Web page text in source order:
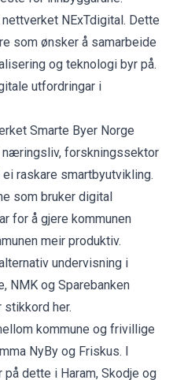
NExTdigital. Dette
som ønsker å samarbeide
og teknologi byr på.
utfordringar i
Smarte Byer Norge
forskningssektor
raskare smartbyutvikling.
som bruker digital
for å gjere kommunen
meir produktiv.
undervisning i
NMK og Sparebanken
her.
kommune og frivillige
NyBy og Friskus. I
dette i Haram, Skodje og